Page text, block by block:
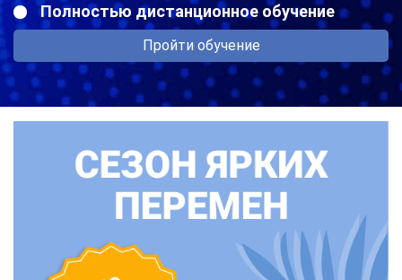
Полностью дистанционное обучение
Пройти обучение